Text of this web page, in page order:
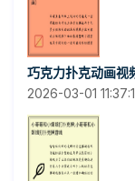
巧克力扑克动画视
2026-03-01